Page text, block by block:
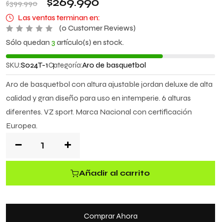
$399.990
Las ventas terminan en:
V
a
o
r
a
o
o
n
0
e
(0 Customer Reviews)
Sólo quedan 3 artículo(s) en stock.
SKU:S024T-1Categoría:Aro de basquetbol
Aro de basquetbol con altura ajustable jordan deluxe de alta
calidad y gran diseño para uso en intemperie. 6 alturas
diferentes. VZ sport. Marca Nacional con certificación
Europea.
Añadir al carrito
Comprar Ahora